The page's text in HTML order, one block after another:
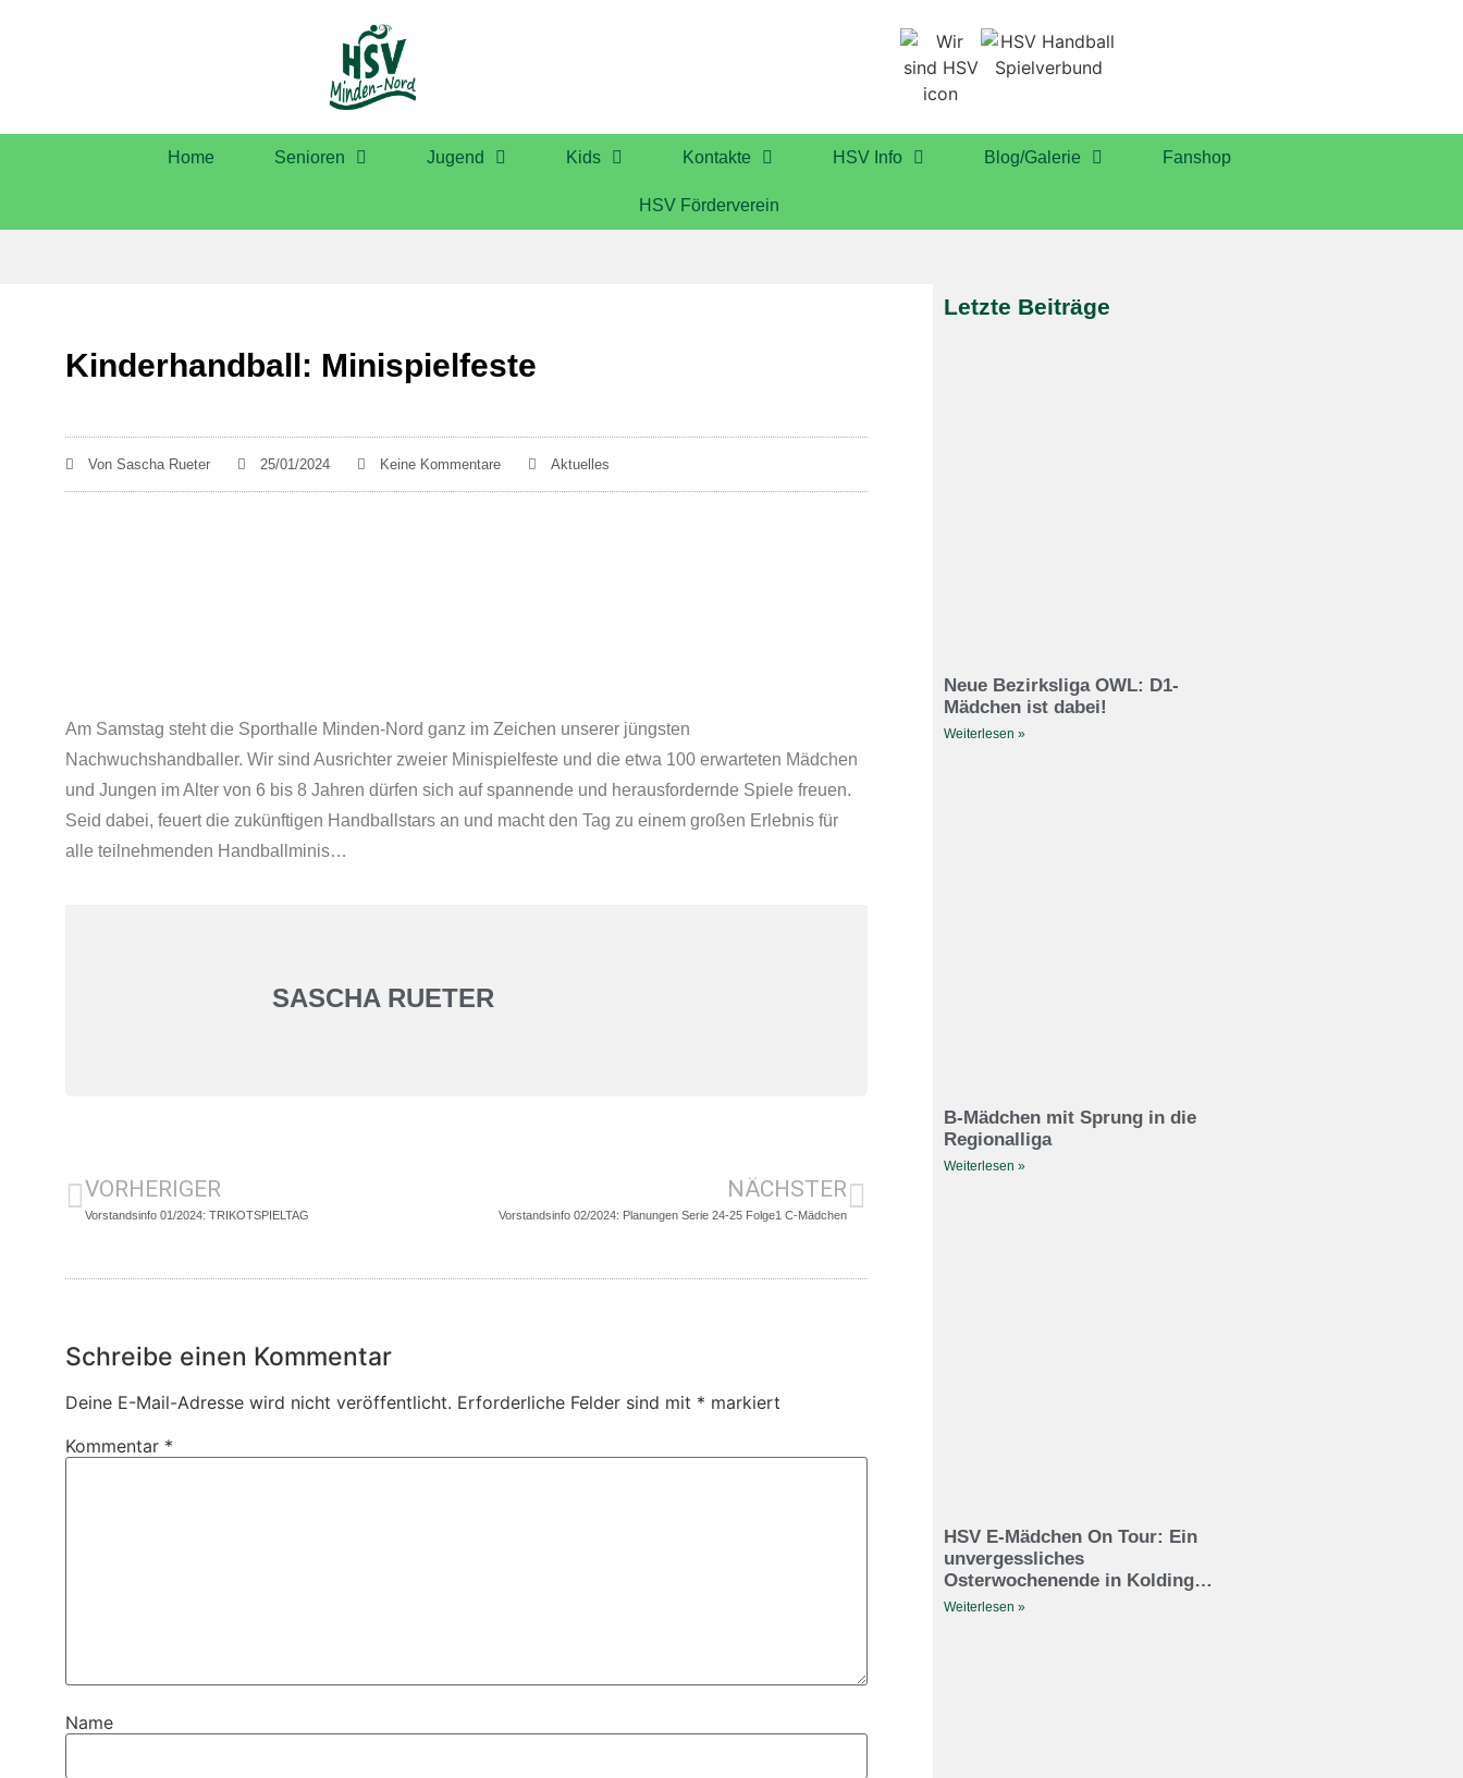
Home Senioren Jugend Kids Kontakte HSV Info Blog/Galerie Fanshop
HSV Förderverein
Kinderhandball: Minispielfeste
Von Sascha Rueter 25/01/2024 Keine Kommentare Aktuelles
Am Samstag steht die Sporthalle Minden-Nord ganz im Zeichen unserer jüngsten
Nachwuchshandballer. Wir sind Ausrichter zweier Minispielfeste und die etwa 100 erwarteten Mädchen
und Jungen im Alter von 6 bis 8 Jahren dürfen sich auf spannende und herausfordernde Spiele freuen.
Seid dabei, feuert die zukünftigen Handballstars an und macht den Tag zu einem großen Erlebnis für
alle teilnehmenden Handballminis…
SASCHA RUETER
VORHERIGER
Vorstandsinfo 01/2024: TRIKOTSPIELTAG
NÄCHSTER
Vorstandsinfo 02/2024: Planungen Serie 24-25 Folge1 C-Mädchen
Schreibe einen Kommentar
Deine E-Mail-Adresse wird nicht veröffentlicht. Erforderliche Felder sind mit * markiert
Kommentar *
Name
Letzte Beiträge
Neue Bezirksliga OWL: D1-
Mädchen ist dabei!
Weiterlesen »
B-Mädchen mit Sprung in die
Regionalliga
Weiterlesen »
HSV E-Mädchen On Tour: Ein
unvergessliches
Osterwochenende in Kolding…
Weiterlesen »